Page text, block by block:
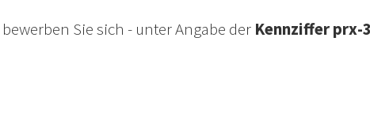
Sie sich - unter Angabe der Kennziffer prx-